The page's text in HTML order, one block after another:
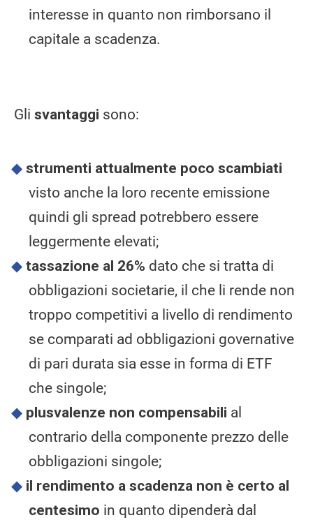
interesse in quanto non rimborsano il
capitale a scadenza.
Gli svantaggi sono:
strumenti attualmente poco scambiati
visto anche la loro recente emissione
quindi gli spread potrebbero essere
leggermente elevati;
tassazione al 26% dato che si tratta di
obbligazioni societarie, il che li rende non
troppo competitivi a livello di rendimento
se comparati ad obbligazioni governative
di pari durata sia esse in forma di ETF
che singole;
plusvalenze non compensabili al
contrario della componente prezzo delle
obbligazioni singole;
il rendimento a scadenza non è certo al
centesimo in quanto dipenderà dal